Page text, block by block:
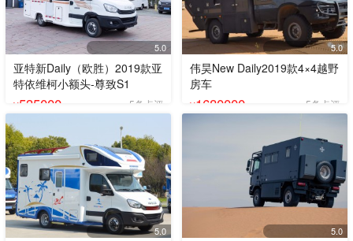
5.0
亚特新Daily（欧胜）2019款亚
特依维柯小额头-尊致S1
¥535000 5条点评
5.0
伟昊New Daily2019款4×4越野
房车
¥1680000 5条点评
5.0 5.0